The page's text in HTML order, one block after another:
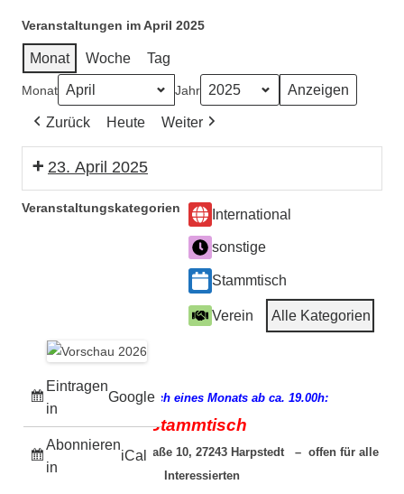
Veranstaltungen im April 2025
Monat Woche Tag
Monat Jahr
Zurück Heute Weiter
23. April 2025
Veranstaltungskategorien International
sonstige
Stammtisch
Verein Alle Kategorien
Eintragen
in
Google
Abonnieren
in
iCal
jeden 3. Mittwoch eines Monats ab ca. 19.00h:
Stammtisch
“Charisma”, Lange Straße 10, 27243 Harpstedt – offen für alle
Interessierten